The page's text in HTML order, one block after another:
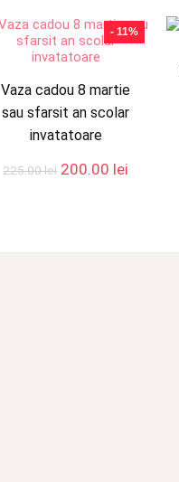
- 11%
Vaza cadou 8 martie
sau sfarsit an scolar
invatatoare
225.00lei Prețul
200.00 lei